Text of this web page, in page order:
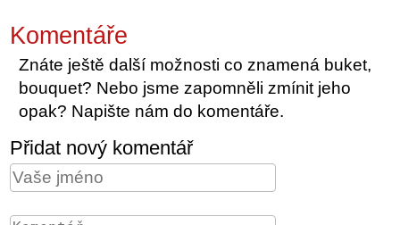
Komentáře
Znáte ještě další možnosti co znamená buket,
bouquet? Nebo jsme zapomněli zmínit jeho
opak? Napište nám do komentáře.
Přidat nový komentář